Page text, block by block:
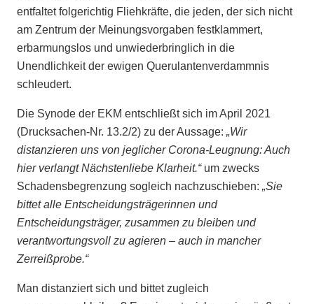
entfaltet folgerichtig Fliehkräfte, die jeden, der sich nicht
am Zentrum der Meinungsvorgaben festklammert,
erbarmungslos und unwiederbringlich in die
Unendlichkeit der ewigen Querulantenverdammnis
schleudert.
Die Synode der EKM entschließt sich im April 2021
(Drucksachen-Nr. 13.2/2) zu der Aussage: „Wir
distanzieren uns von jeglicher Corona-Leugnung: Auch
hier verlangt Nächstenliebe Klarheit.“ um zwecks
Schadensbegrenzung sogleich nachzuschieben: „Sie
bittet alle Entscheidungsträgerinnen und
Entscheidungsträger, zusammen zu bleiben und
verantwortungsvoll zu agieren – auch in mancher
Zerreißprobe.“
Man distanziert sich und bittet zugleich